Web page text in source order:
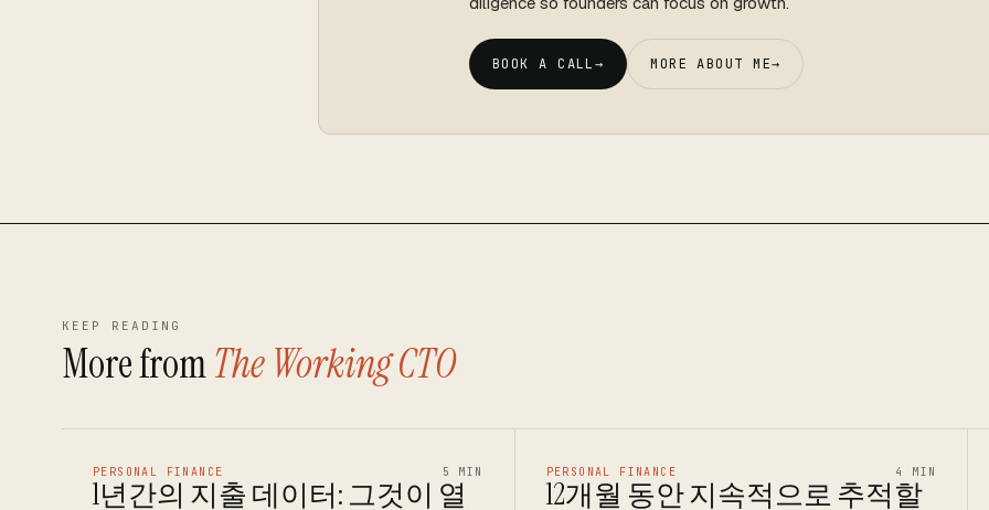
BOOK A CALL→ MORE ABOUT ME→
KEEP READING
More fromThe Working CTO
PERSONAL FINANCE 5 MIN
1년간의 지출 데이터: 그것이 열
PERSONAL FINANCE 4 MIN
12개월 동안 지속적으로 추적할